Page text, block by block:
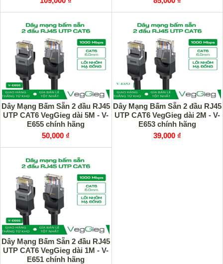
Dây Mạng Bấm Sẵn 2 đầu RJ45
UTP CAT6 VegGieg dài 5M - V-
E655 chính hãng
50,000 ₫
Dây Mạng Bấm Sẵn 2 đầu RJ45
UTP CAT6 VegGieg dài 2M - V-
E653 chính hãng
39,000 ₫
Dây Mạng Bấm Sẵn 2 đầu RJ45
UTP CAT6 VegGieg dài 1M - V-
E651 chính hãng